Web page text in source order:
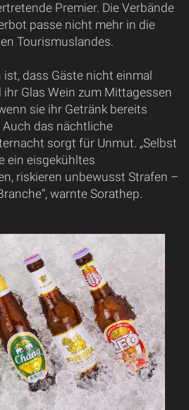
Premier. Die Verbände
passe nicht mehr in die
Tourismuslandes.
dass Gäste nicht einmal
Glas Wein zum Mittagessen
sie ihr Getränk bereits
das nächtliche
sorgt für Unmut. „Selbst
ein eisgekühltes
riskieren unbewusst Strafen –
warnte Sorathep.